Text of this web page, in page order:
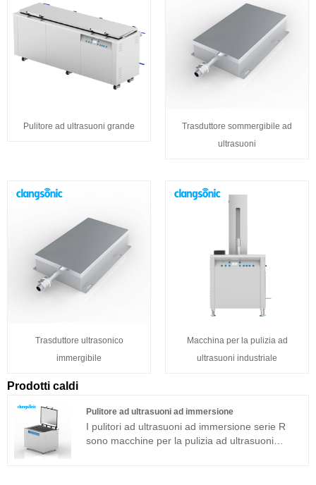
Pulitore ad ultrasuoni grande
Trasduttore sommergibile ad
ultrasuoni
Trasduttore ultrasonico
immergibile
Macchina per la pulizia ad
ultrasuoni industriale
Prodotti caldi
Pulitore ad ultrasuoni ad immersione
I pulitori ad ultrasuoni ad immersione serie R
sono macchine per la pulizia ad ultrasuoni